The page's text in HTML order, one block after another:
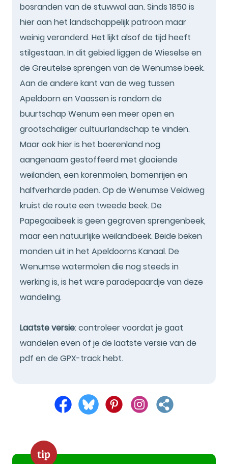
bosranden van de stuwwal aan. Sinds 1850 is
hier aan het landschappelijk patroon maar
weinig veranderd. Het lijkt alsof de tijd heeft
stilgestaan. In dit gebied liggen de Wieselse en
de Greutelse sprengen van de Wenumse beek.
Aan de andere kant van de weg tussen
Apeldoorn en Vaassen is rondom de
buurtschap Wenum een meer open en
grootschaliger cultuurlandschap te vinden.
Maar ook hier is het boerenland nog
aangenaam gestoffeerd met glooiende
weilanden, een korenmolen, bomenrijen en
halfverharde paden. Op de Wenumse Veldweg
kruist de route een tweede beek. De
Papegaaibeek is geen gegraven sprengenbeek,
maar een natuurlijke weilandbeek. Beide beken
monden uit in het Apeldoorns Kanaal. De
Wenumse watermolen die nog steeds in
werking is, is het ware paradepaardje van deze
wandeling.
Laatste versie: controleer voordat je gaat
wandelen even of je de laatste versie van de
pdf en de GPX-track hebt.
tip